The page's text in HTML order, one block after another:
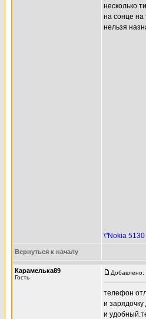
несколько
на сонце на
нельзя
\"Nokia 5130
Вернуться к началу
Карамелька89
Гость
Добавлено:
телефон
и
и